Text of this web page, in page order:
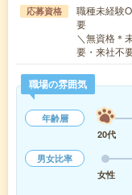
応募資格
職種未経験
要
＼無資格＊
要・来社不
職場の雰囲気
年齢層
20代
男女比率
女性